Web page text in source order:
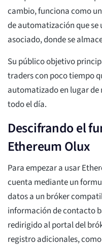
cambio, funciona como
de automatización que se
asociado, donde se
Su público objetivo
traders con poco tiempo
automatizado en lugar
todo el día.
Descifrando el
Ethereum Olux
Para empezar a usar
cuenta mediante un
datos a un bróker
información de contacto
redirigido al portal del
registro adicionales,